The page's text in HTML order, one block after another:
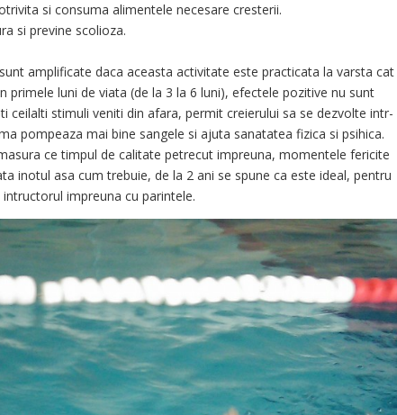
si consuma alimentele necesare cresterii.
si previne scolioza.
amplificate daca aceasta activitate este practicata la varsta cat
luni de viata (de la 3 la 6 luni), efectele pozitive nu sunt
ceilalti stimuli veniti din afara, permit creierului sa se dezvolte intr-
pompeaza mai bine sangele si ajuta sanatatea fizica si psihica.
ce timpul de calitate petrecut impreuna, momentele fericite
inotul asa cum trebuie, de la 2 ani se spune ca este ideal, pentru
impreuna cu parintele.